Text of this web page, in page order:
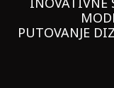
PUTOVANJE